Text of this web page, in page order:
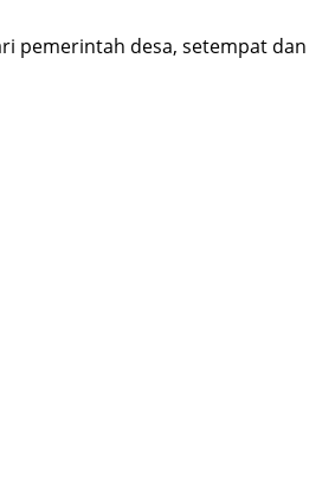
pemerintah desa, setempat dan